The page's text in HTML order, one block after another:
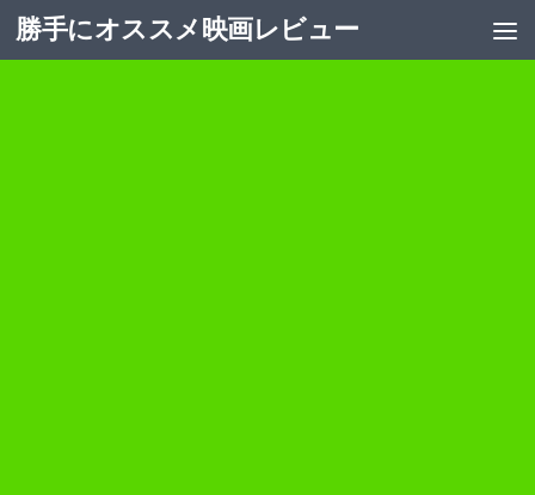
コンテンツへスキップ
勝手にオススメ映画レビュー